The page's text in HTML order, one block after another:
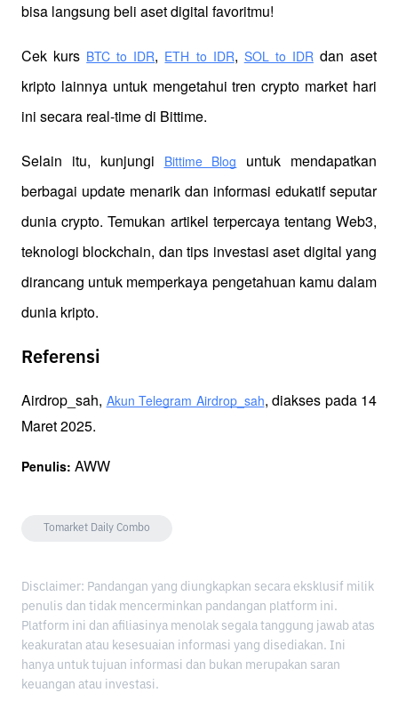
bisa langsung beli aset digital favoritmu!
Cek kurs BTC to IDR, ETH to IDR, SOL to IDR dan aset
kripto lainnya untuk mengetahui tren crypto market hari
ini secara real-time di Bittime.
Selain itu, kunjungi Bittime Blog
untuk mendapatkan
berbagai update menarik dan informasi edukatif seputar
dunia crypto. Temukan artikel terpercaya tentang Web3,
teknologi blockchain, dan tips investasi aset digital yang
dirancang untuk memperkaya pengetahuan kamu dalam
dunia kripto.
Referensi
Airdrop_sah, Akun Telegram Airdrop_sah, diakses pada 14
Maret 2025.
Penulis: AWW
Tomarket Daily Combo
Disclaimer: Pandangan yang diungkapkan secara eksklusif milik
penulis dan tidak mencerminkan pandangan platform ini.
Platform ini dan afiliasinya menolak segala tanggung jawab atas
keakuratan atau kesesuaian informasi yang disediakan. Ini
hanya untuk tujuan informasi dan bukan merupakan saran
keuangan atau investasi.